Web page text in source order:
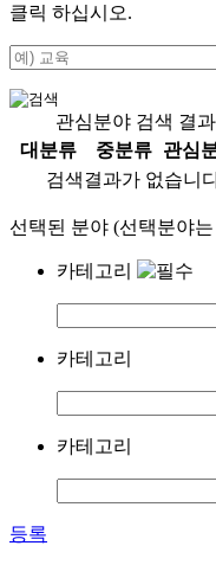
클릭 하십시오.
관심분야 검색 결과
대분류
중분류
관심
검색결과가 없습니
선택된 분야 (선택분야
카테고리
카테고리
카테고리
등록